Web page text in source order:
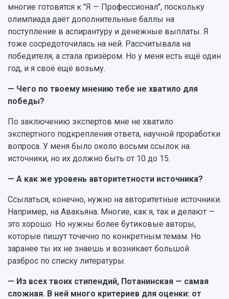
многие готовятся к "Я — Профессионал", поскольку
олимпиада даёт дополнительные баллы на
поступление в аспирантуру и денежные выплаты. Я
тоже сосредоточилась на ней. Рассчитывала на
победителя, а стала призёром. Но у меня есть ещё один
год, и я своё ещё возьму.
— Чего по твоему мнению тебе не хватило для
победы?
По заключению экспертов мне не хватило
экспертного подкрепления ответа, научной проработки
вопроса. У меня было около восьми ссылок на
источники, но их должно быть от 10 до 15.
— А как же уровень авторитетности источника?
Ссылаться, конечно, нужно на авторитетные источники.
Например, на Авакьяна. Многие, как я, так и делают —
это хорошо. Но нужны более бутиковые авторы,
которые пишут точечно по конкретным темам. Но
заранее ты их не знаешь и возникает большой
разброс по списку литературы.
— Из всех твоих стипендий, Потанинская — самая
сложная. В ней много критериев для оценки: от